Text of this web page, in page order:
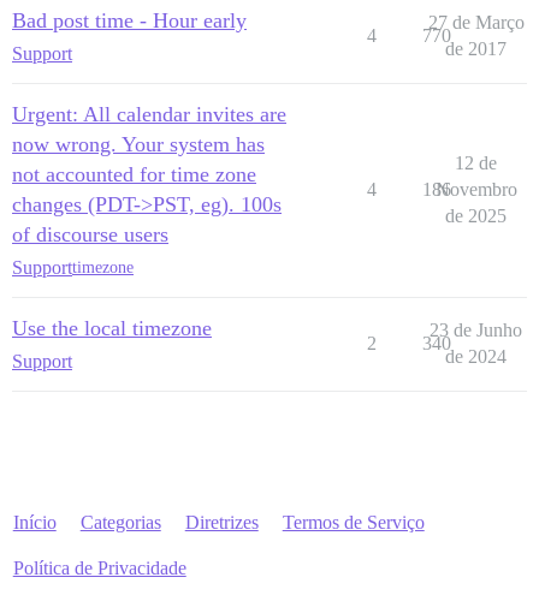
Bad post time - Hour early
Support
4 770
27 de Março
de 2017
Urgent: All calendar invites are
now wrong. Your system has
not accounted for time zone
changes (PDT->PST, eg). 100s
of discourse users
Supporttimezone
4 186
12 de
Novembro
de 2025
Use the local timezone
Support
2 340
23 de Junho
de 2024
Início Categorias Diretrizes Termos de Serviço
Política de Privacidade